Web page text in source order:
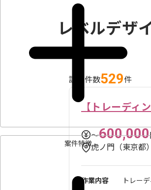
案件特徴
レベルデザ
該当件数529件
【トレーディ
〜600,000
虎ノ門（東京都）
作業内容 トレー